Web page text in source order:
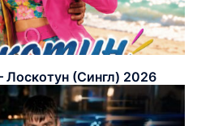
Лоскотун (Сингл) 2026